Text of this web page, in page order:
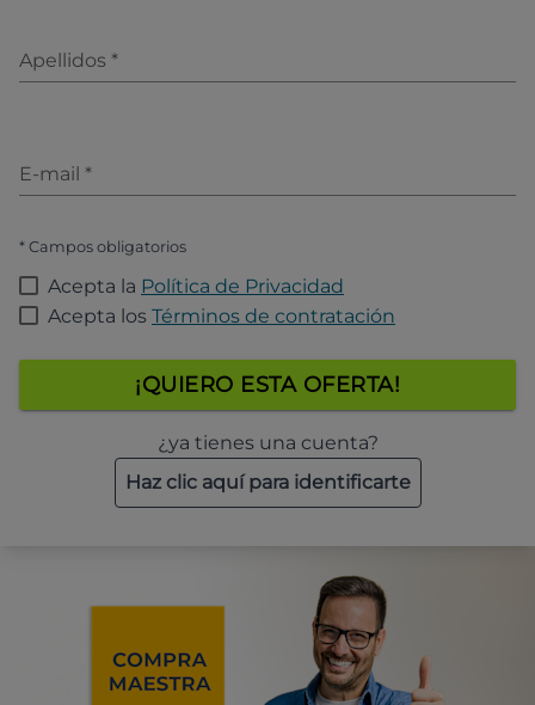
Apellidos *
E-mail *
* Campos obligatorios
Acepta la Política de Privacidad
Acepta los Términos de contratación
¡QUIERO ESTA OFERTA!
¿ya tienes una cuenta?
Haz clic aquí para identificarte